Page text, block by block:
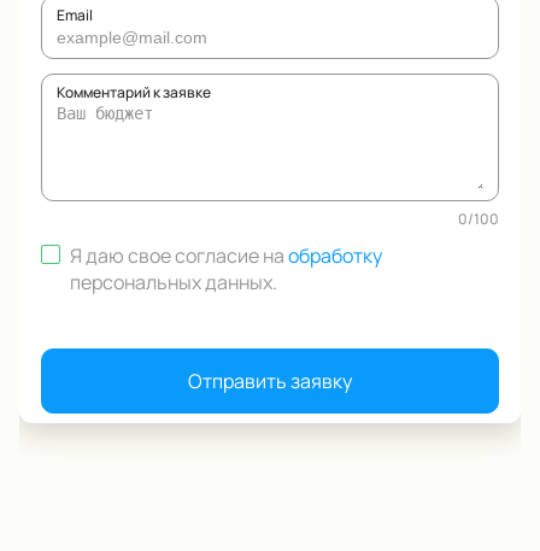
Email
Комментарий к заявке
0/100
Я даю свое согласие наобработку
персональных данных.
Отправить заявку